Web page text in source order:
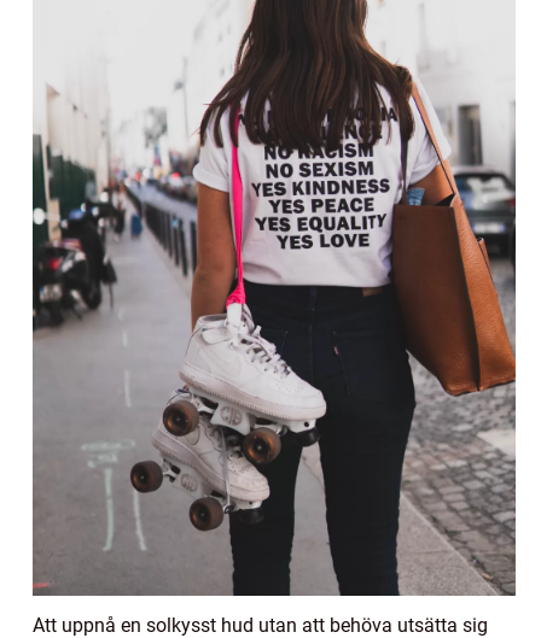
Att uppnå en solkysst hud utan att behöva utsätta sig